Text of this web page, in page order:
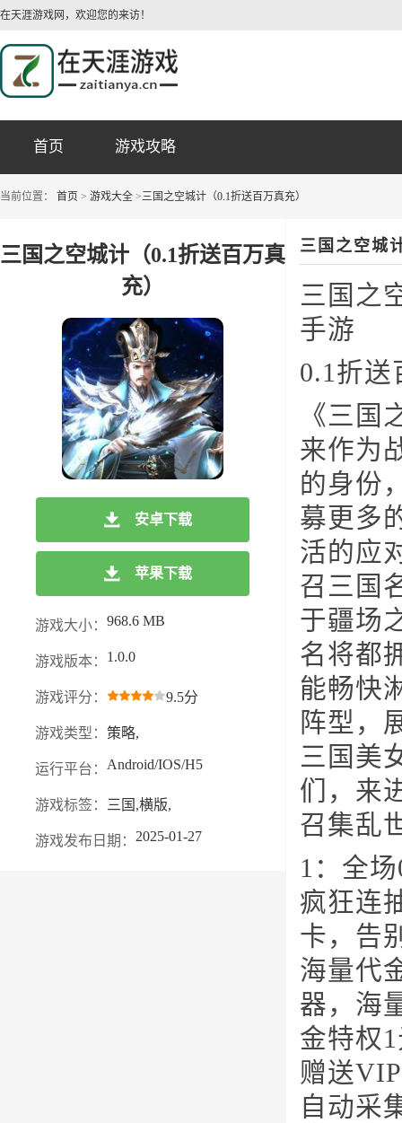
在天涯游戏网，欢迎您的来访！
首页 游戏攻略
当前位置： 首页 > 游戏大全 >三国之空城计（0.1折送百万真充）
三国之空城计（0.1折送百万真
充）
安卓下载
苹果下载
游戏大小： 968.6 MB
游戏版本： 1.0.0
游戏评分： 9.5分
游戏类型： 策略,
运行平台： Android/IOS/H5
游戏标签： 三国,横版,
游戏发布日期： 2025-01-27
三国之空城
三国之
手游
0.1折送
《三国
来作为
的身份
募更多
活的应
召三国
于疆场
名将都
能畅快
阵型，
三国美
们，来
召集乱
1：全
疯狂连
卡，告
海量代
器，海
金特权
赠送
自动采